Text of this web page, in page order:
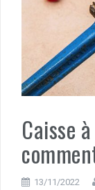
Caisse
13/11/2022